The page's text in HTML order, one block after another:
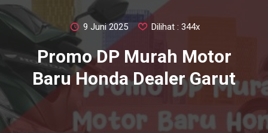
DAFTAR HARGA CASH
BROSUR CREDIT
SYARAT CASH / CREDIT
INFO & PROMO TERBARU
9 Juni 2025 Dilihat : 344x
Promo DP Murah Motor
Baru Honda Dealer Garut